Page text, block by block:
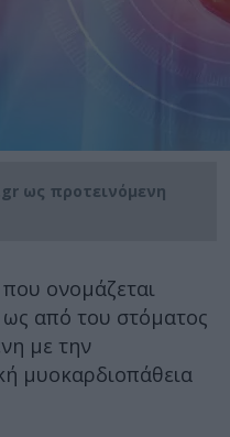
ως προτεινόμενη
ονομάζεται
από του στόματος
με την
μυοκαρδιοπάθεια